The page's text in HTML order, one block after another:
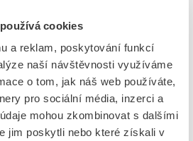
cookies
a reklam, poskytování funkcí
naší návštěvnosti využíváme
o tom, jak náš web používáte,
pro sociální média, inzerci a
mohou zkombinovat s dalšími
jim poskytli nebo které získali v
47 mm
187 mm
Hliník
LED nevyměnitelná
Symetrický
IP65